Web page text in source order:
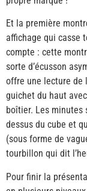
Et la première
affichage qui casse
compte : cette
sorte d’écusson
offre une lecture de
guichet du haut
boîtier. Les
dessus du cube et
(sous forme de
tourbillon qui dit
Pour finir la